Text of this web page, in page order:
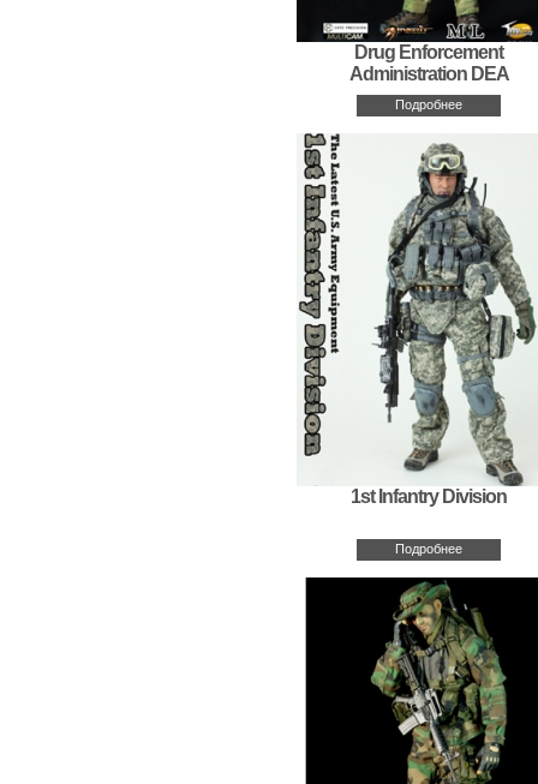
Drug Enforcement
Administration DEA
Подробнее
1st Infantry Division
Подробнее